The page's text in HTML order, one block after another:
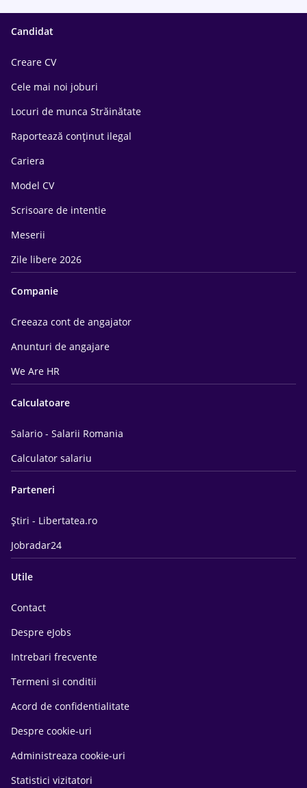
Candidat
Creare CV
Cele mai noi joburi
Locuri de munca Străinătate
Raportează conținut ilegal
Cariera
Model CV
Scrisoare de intentie
Meserii
Zile libere 2026
Companie
Creeaza cont de angajator
Anunturi de angajare
We Are HR
Calculatoare
Salario - Salarii Romania
Calculator salariu
Parteneri
Știri - Libertatea.ro
Jobradar24
Utile
Contact
Despre eJobs
Intrebari frecvente
Termeni si conditii
Acord de confidentialitate
Despre cookie-uri
Administreaza cookie-uri
Statistici vizitatori